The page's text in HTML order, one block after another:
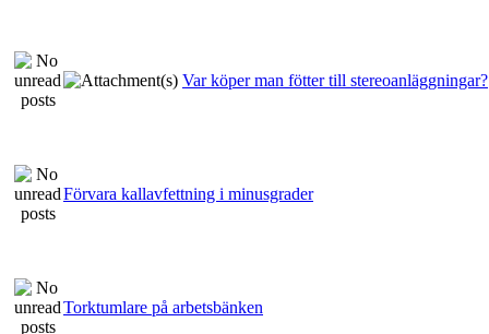
Var köper man fötter till stereoanläggningar?
Förvara kallavfettning i minusgrader
Torktumlare på arbetsbänken